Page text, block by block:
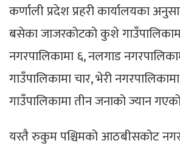
कर्णाली प्रदेश प्रहरी कार्यालयका
बसेका जाजरकोटको कुशे
नगरपालिकामा ६, नलगाड
गाउँपालिकामा चार, भेरी
गाउँपालिकामा तीन जनाको ज्यान
यस्तै रुकुम पश्चिमको आठबीसकोट